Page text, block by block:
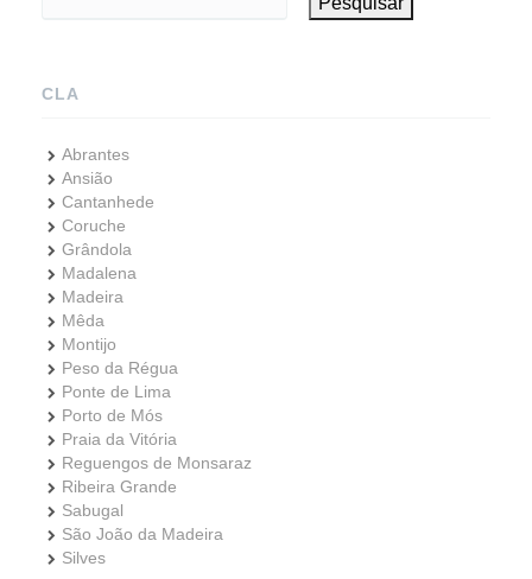
CLA
Abrantes
Ansião
Cantanhede
Coruche
Grândola
Madalena
Madeira
Mêda
Montijo
Peso da Régua
Ponte de Lima
Porto de Mós
Praia da Vitória
Reguengos de Monsaraz
Ribeira Grande
Sabugal
São João da Madeira
Silves